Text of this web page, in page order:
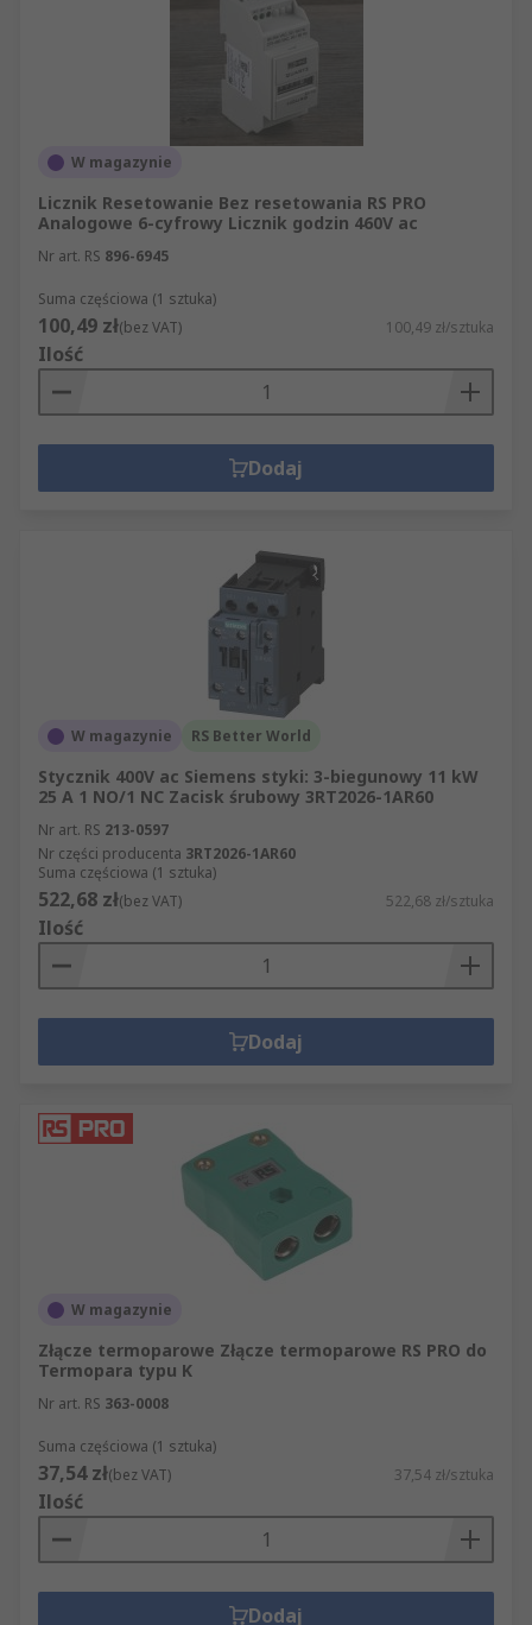
W magazynie
Licznik Resetowanie Bez resetowania RS PRO
Analogowe 6-cyfrowy Licznik godzin 460V ac
Nr art. RS 896-6945
Suma częściowa (1 sztuka)
100,49 zł(bez VAT) 100,49 zł/sztuka
Ilość
Dodaj
W magazynie RS Better World
Stycznik 400V ac Siemens styki: 3-biegunowy 11 kW
25 A 1 NO/1 NC Zacisk śrubowy 3RT2026-1AR60
Nr art. RS 213-0597
Nr części producenta 3RT2026-1AR60
Suma częściowa (1 sztuka)
522,68 zł(bez VAT) 522,68 zł/sztuka
Ilość
Dodaj
W magazynie
Złącze termoparowe Złącze termoparowe RS PRO do
Termopara typu K
Nr art. RS 363-0008
Suma częściowa (1 sztuka)
37,54 zł(bez VAT) 37,54 zł/sztuka
Ilość
Dodaj